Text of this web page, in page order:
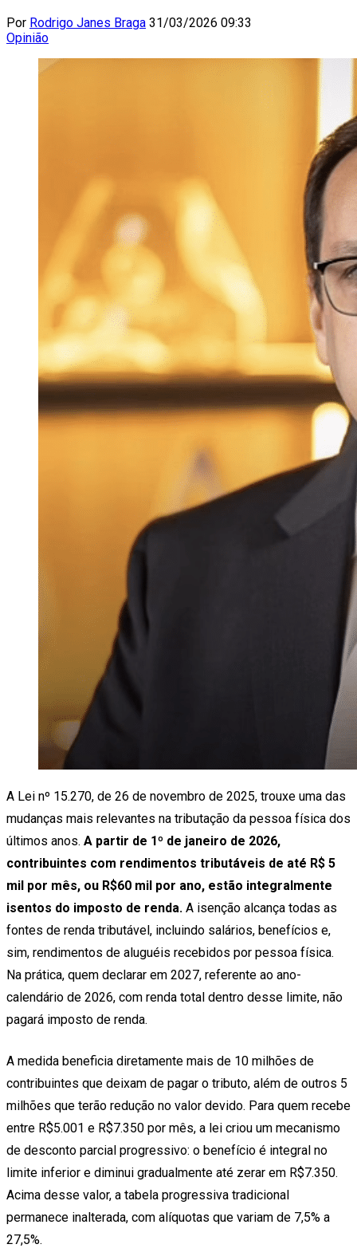
Por Rodrigo Janes Braga 31/03/2026 09:33
Opinião
A Lei nº 15.270, de 26 de novembro de 2025, trouxe uma das
mudanças mais relevantes na tributação da pessoa física dos
últimos anos. A partir de 1º de janeiro de 2026,
contribuintes com rendimentos tributáveis de até R$ 5
mil por mês, ou R$60 mil por ano, estão integralmente
isentos do imposto de renda. A isenção alcança todas as
fontes de renda tributável, incluindo salários, benefícios e,
sim, rendimentos de aluguéis recebidos por pessoa física.
Na prática, quem declarar em 2027, referente ao ano-
calendário de 2026, com renda total dentro desse limite, não
pagará imposto de renda.
A medida beneficia diretamente mais de 10 milhões de
contribuintes que deixam de pagar o tributo, além de outros 5
milhões que terão redução no valor devido. Para quem recebe
entre R$5.001 e R$7.350 por mês, a lei criou um mecanismo
de desconto parcial progressivo: o benefício é integral no
limite inferior e diminui gradualmente até zerar em R$7.350.
Acima desse valor, a tabela progressiva tradicional
permanece inalterada, com alíquotas que variam de 7,5% a
27,5%.